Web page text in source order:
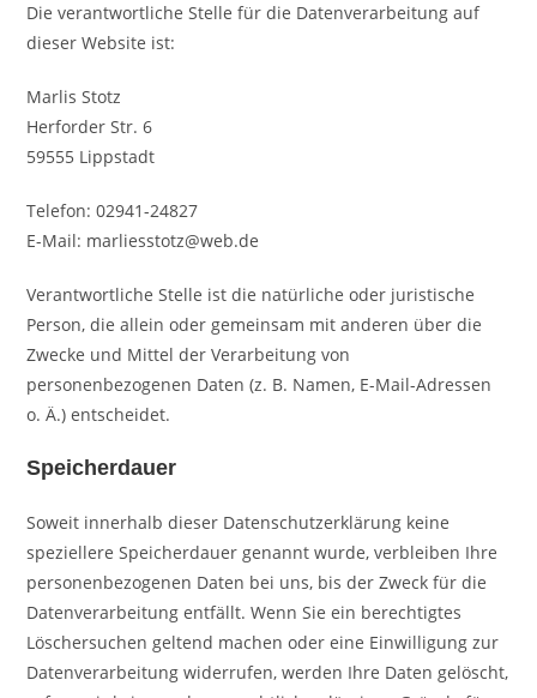
Die verantwortliche Stelle für die Datenverarbeitung auf
dieser Website ist:
Marlis Stotz
Herforder Str. 6
59555 Lippstadt
Telefon: 02941-24827
E-Mail: marliesstotz@web.de
Verantwortliche Stelle ist die natürliche oder juristische
Person, die allein oder gemeinsam mit anderen über die
Zwecke und Mittel der Verarbeitung von
personenbezogenen Daten (z. B. Namen, E-Mail-Adressen
o. Ä.) entscheidet.
Speicherdauer
Soweit innerhalb dieser Datenschutzerklärung keine
speziellere Speicherdauer genannt wurde, verbleiben Ihre
personenbezogenen Daten bei uns, bis der Zweck für die
Datenverarbeitung entfällt. Wenn Sie ein berechtigtes
Löschersuchen geltend machen oder eine Einwilligung zur
Datenverarbeitung widerrufen, werden Ihre Daten gelöscht,